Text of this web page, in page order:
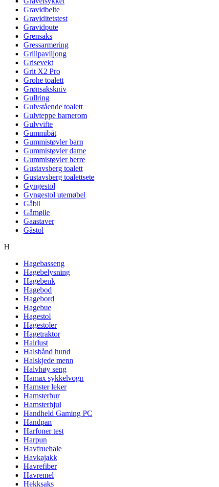
Gravidbelte
Graviditetstest
Gravidpute
Grensaks
Gressarmering
Grillpaviljong
Grisevekt
Grit X2 Pro
Grohe toalett
Grønsakskniv
Gullring
Gulvstående toalett
Gulvteppe barnerom
Gulvvifte
Gummibåt
Gummistøvler barn
Gummistøvler dame
Gummistøvler herre
Gustavsberg toalett
Gustavsberg toalettsete
Gyngestol
Gyngestol utemøbel
Gåbil
Gåmølle
Gaastaver
Gåstol
H
Hagebasseng
Hagebelysning
Hagebenk
Hagebod
Hagebord
Hagebue
Hagestol
Hagestoler
Hagetraktor
Hairlust
Halsbånd hund
Halskjede menn
Halvhøy seng
Hamax sykkelvogn
Hamster leker
Hamsterbur
Hamsterhjul
Handheld Gaming PC
Handpan
Harfoner test
Harpun
Havfruehale
Havkajakk
Havrefiber
Havremel
Hekksaks